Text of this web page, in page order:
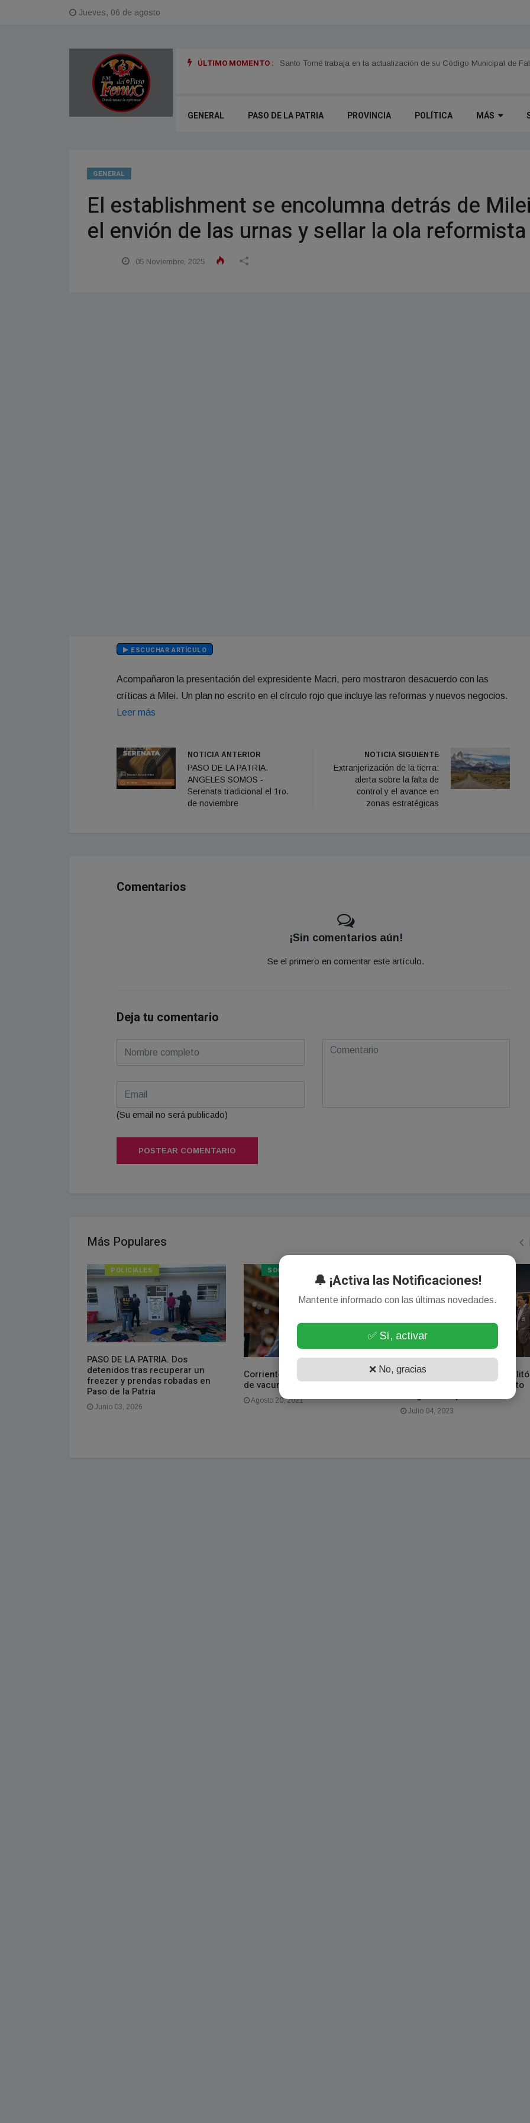
Jueves, 06 de agosto
ÚLTIMO MOMENTO : Itatí se prepara para el fenómeno "Del Niño"
GENERAL PASO DE LA PATRIA PROVINCIA POLÍTICA MÁS
GENERAL
El establishment se encolumna detrás de
el envión de las urnas y sellar la ola reformista
05 Noviembre, 2025
ESCUCHAR ARTÍCULO
Acompañaron la presentación del expresidente Macri, pero mostraron desacuerdo con las
críticas a Milei. Un plan no escrito en el círculo rojo que incluye las reformas y nuevos negocios.
Leer más
NOTICIA ANTERIOR
PASO DE LA PATRIA.
ANGELES SOMOS -
Serenata tradicional el 1ro.
de noviembre
NOTICIA SIGUIENTE
Extranjerización de la tierra:
alerta sobre la falta de
control y el avance en
zonas estratégicas
Comentarios
¡Sin comentarios aún!
Se el primero en comentar este artículo.
Deja tu comentario
(Su email no será publicado)
POSTEAR COMENTARIO
Más Populares
POLICIALES
PASO DE LA PATRIA. Dos
detenidos tras recuperar un
freezer y prendas robadas en
Paso de la Patria
Junio 03, 2026
SOCIEDAD
Corrientes recibirá 17.300 dosis
de vacunas Astrazeneca
Agosto 20, 2021
El Banco de Corrientes habilitó
una sala VIP en el Aeropuerto
Julio 04, 2023
🔔 ¡Activa las Notificaciones!
Mantente informado con las últimas novedades.
✅ Sí, activar
❌ No, gracias